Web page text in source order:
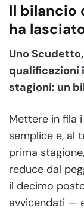
Il bilancio
ha
Uno
qualificazioni
stagioni: un
Mettere in fila
semplice e, al
prima
reduce dal
il decimo
avvicendati —